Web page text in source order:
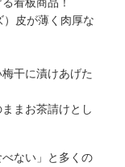
皮が薄く肉厚な
干に漬けあげた
まお茶請けとし
ない」と多くの